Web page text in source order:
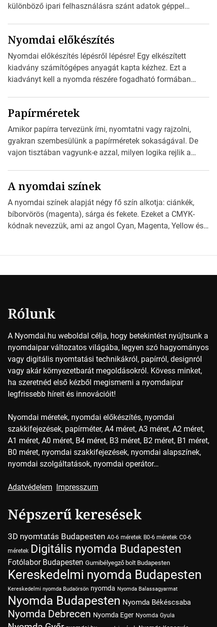
különböző ipari felhasználásra szánt adatok géppel
okostelefonjára telepíthet egy QR-kód-leolvasó
alkalmazást, ami leolvasni és dekódolni képes az URL-
információt és átirányítja a telefon böngészőjét a cég
weblapjára. A QR-kód beolvasása után a felhasználó
Nyomdai előkészítés
Nyomdai előkészítés lépésről lépésre! Egy elkészített
kiadvány számítógépes anyagát kapta kézhez. Ezt a
kiadványt kell a nyomda részére fogadható formában
Illustratorban készült vektorgrafika. *Hirdetés Minden
esetben konzultáljunk a nyomdával, mielőtt elkezdjük a
nyomdai előkészítést!Nehogy az elkészült munka után
derüljön ki, hogy valamit másképp kellett volna csinálni! […]
Papírméretek
Amikor papírra tervezünk írni, nyomtatni vagy rajzolni,
gyakran szembesülünk a papírméretek sokaságával. De
vajon tisztában vagyunk-e azzal, milyen logika rejlik a
*Hirdetés Ebben a cikkben a papírméretek izgalmas
világába kalauzolunk el téged, hogy jobban megértsd,
milyen szempontok alapján érdemes választanod a
jövőben. Bevezetés a papírméretek világába A […]
A nyomdai színek
A nyomdai színek alapját négy fő szín alkotja: ciánkék,
bíborvörös (magenta), sárga és fekete. Ezeket a CMYK-
kódnak nevezzük, ami az angol Cyan, Magenta, Yellow és
Rólunk
A Nyomdai.hu weboldal célja, hogy betekintést nyújtsunk a
nyomdaipar változatos világába, legyen szó hagyományos
vagy digitális nyomtatási technikákról, papírról, designról
vagy akár környezetbarát megoldásokról. Kövess minket,
ha szeretnéd első kézből megismerni a nyomdaipar
legfrissebb híreit és innovációit!
Nyomdai méretek, nyomdai előkészítés, nyomdai
szakkifejezések, papírméter, A4 méret, A3 méret, A2 méret,
A1 méret, A0 méret, B4 méret, B3 méret, B2 méret, B1 méret,
B0 méret, nyomdai szakkifejezések, nyomdai alapszínek,
nyomdai szolgáltatások, nyomdai operátor…
Adatvédelem Impresszum
Népszerű keresések
3D nyomtatás Budapesten A0-6 méretek B0-6 méretek C0-6
méretek Digitális nyomda Budapesten
Fotólabor Budapesten Gumibélyegző bolt Budapesten
Kereskedelmi nyomda Budapesten
Kereskedelmi nyomda Budaörsön nyomda Nyomda Balassagyarmat
Nyomda Budapesten Nyomda Békéscsaba
Nyomda Debrecen Nyomda Eger Nyomda Gyula